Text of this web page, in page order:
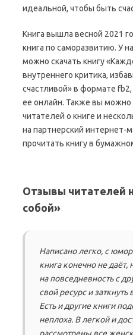
идеальной, чтобы быть
Книга вышла весной 2021
книга по саморазвитию. У
можно скачать книгу
внутреннего критика,
счастливой» в формате
ее онлайн. Также вы можно
читателей о книге и
на партнерский интернет-
прочитать книгу в
Отзывы читателей
собой»
Написано легко, с
книга конечно не даёт,
на повседневность с
свой ресурс и заткнуть
Есть и другие книги
неплоха. В легкой и